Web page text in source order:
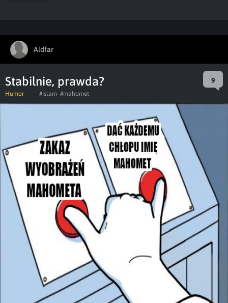
Aldfar
Stabilnie, prawda? 9
Humor #islam #mahomet